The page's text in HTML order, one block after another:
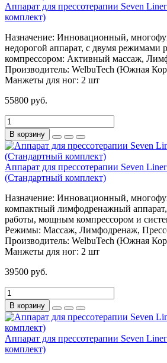
Аппарат для прессотерапии Seven
комплект)
Назначение: Инновационный,
недорогой аппарат, с двумя
компрессором: Активный массаж,
Производитель: WelbuTech (Южная
Манжеты для ног: 2 шт
55800 руб.
В корзину
Аппарат для прессотерапии Seven
(Стандартный комплект)
Назначение: Инновационный,
компактный лимфодренажный
работы, мощным компрессором и
Режимы: Массаж, Лимфодренаж,
Производитель: WelbuTech (Южная
Манжеты для ног: 2 шт
39500 руб.
В корзину
Аппарат для прессотерапии Seven
комплект)